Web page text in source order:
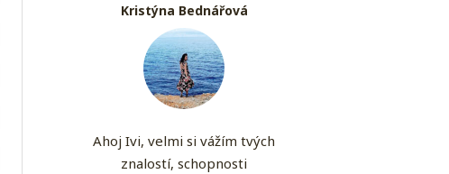
Kristýna Bednářová
Ahoj Ivi, velmi si vážím tvých
znalostí, schopnosti